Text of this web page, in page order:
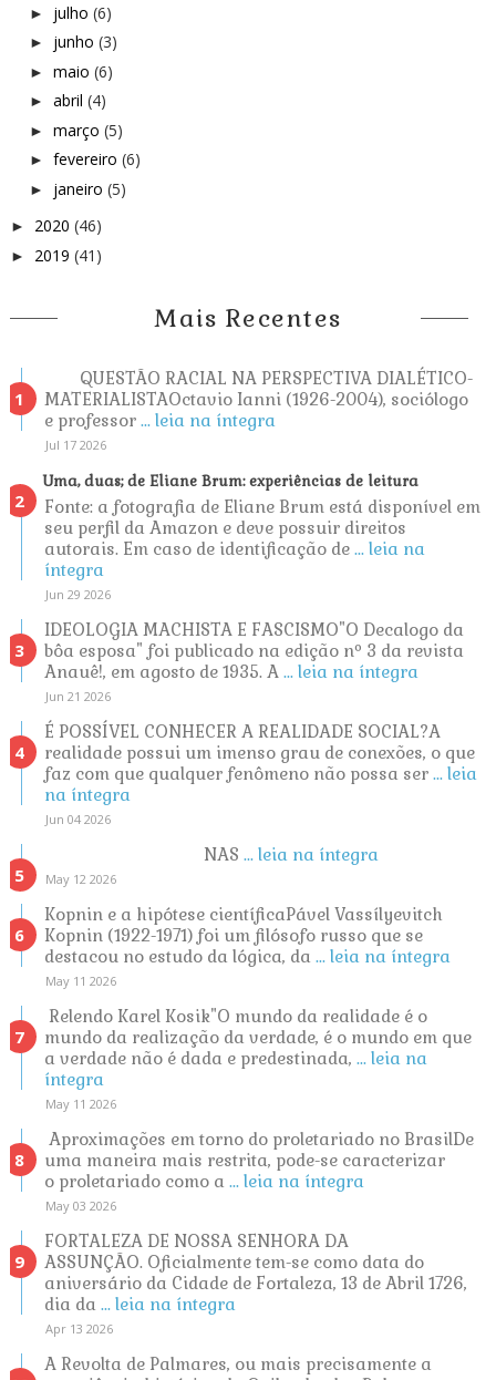
► julho (6)
► junho (3)
► maio (6)
► abril (4)
► março (5)
► fevereiro (6)
► janeiro (5)
► 2020 (46)
► 2019 (41)
Mais Recentes
QUESTÃO RACIAL NA PERSPECTIVA DIALÉTICO-
MATERIALISTAOctavio Ianni (1926-2004), sociólogo
e professor ... leia na íntegra
Jul 17 2026
Uma, duas; de Eliane Brum: experiências de leitura
Fonte: a fotografia de Eliane Brum está disponível em
seu perfil da Amazon e deve possuir direitos
autorais. Em caso de identificação de ... leia na
íntegra
Jun 29 2026
IDEOLOGIA MACHISTA E FASCISMO"O Decalogo da
bôa esposa" foi publicado na edição nº 3 da revista
Anauê!, em agosto de 1935. A ... leia na íntegra
Jun 21 2026
É POSSÍVEL CONHECER A REALIDADE SOCIAL?A
realidade possui um imenso grau de conexões, o que
faz com que qualquer fenômeno não possa ser ... leia
na íntegra
Jun 04 2026
NAS ... leia na íntegra
May 12 2026
Kopnin e a hipótese científicaPável Vassílyevitch
Kopnin (1922-1971) foi um filósofo russo que se
destacou no estudo da lógica, da ... leia na íntegra
May 11 2026
Relendo Karel Kosik"O mundo da realidade é o
mundo da realização da verdade, é o mundo em que
a verdade não é dada e predestinada, ... leia na
íntegra
May 11 2026
Aproximações em torno do proletariado no BrasilDe
uma maneira mais restrita, pode-se caracterizar
o proletariado como a ... leia na íntegra
May 03 2026
FORTALEZA DE NOSSA SENHORA DA
ASSUNÇÃO. Oficialmente tem-se como data do
aniversário da Cidade de Fortaleza, 13 de Abril 1726,
dia da ... leia na íntegra
Apr 13 2026
A Revolta de Palmares, ou mais precisamente a